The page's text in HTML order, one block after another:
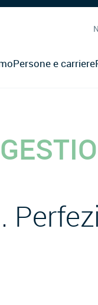
Persone e carriere